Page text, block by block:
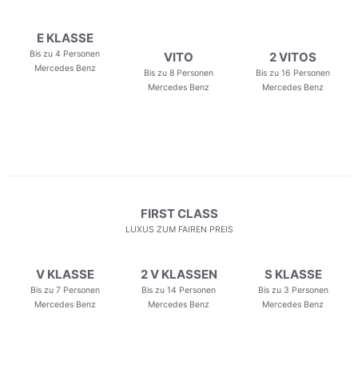
E KLASSE
Bis zu 4 Personen
Mercedes Benz
VITO
Bis zu 8 Personen
Mercedes Benz
2 VITOS
Bis zu 16 Personen
Mercedes Benz
FIRST CLASS
LUXUS ZUM FAIREN PREIS
V KLASSE
Bis zu 7 Personen
Mercedes Benz
2 V KLASSEN
Bis zu 14 Personen
Mercedes Benz
S KLASSE
Bis zu 3 Personen
Mercedes Benz